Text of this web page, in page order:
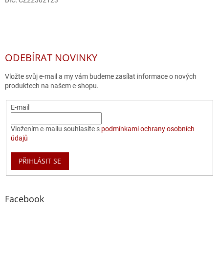
ODEBÍRAT NOVINKY
Vložte svůj e-mail a my vám budeme zasílat informace o nových
produktech na našem e-shopu.
E-mail
Vložením e-mailu souhlasíte s podmínkami ochrany osobních
údajů
PŘIHLÁSIT SE
Facebook